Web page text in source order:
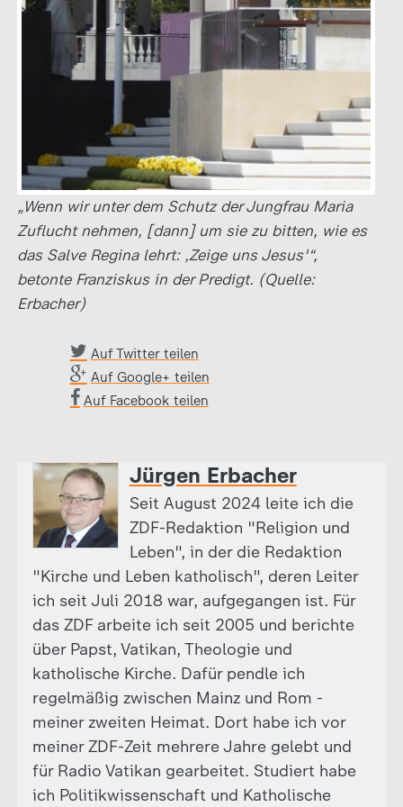
„Wenn wir unter dem Schutz der Jungfrau Maria
Zuflucht nehmen, [dann] um sie zu bitten, wie es
das Salve Regina lehrt: ‚Zeige uns Jesus'“,
betonte Franziskus in der Predigt. (Quelle:
Erbacher)
Auf Twitter teilen
Auf Google+ teilen
Auf Facebook teilen
Jürgen Erbacher
Seit August 2024 leite ich die
ZDF-Redaktion "Religion und
Leben", in der die Redaktion
"Kirche und Leben katholisch", deren Leiter
ich seit Juli 2018 war, aufgegangen ist. Für
das ZDF arbeite ich seit 2005 und berichte
über Papst, Vatikan, Theologie und
katholische Kirche. Dafür pendle ich
regelmäßig zwischen Mainz und Rom -
meiner zweiten Heimat. Dort habe ich vor
meiner ZDF-Zeit mehrere Jahre gelebt und
für Radio Vatikan gearbeitet. Studiert habe
ich Politikwissenschaft und Katholische